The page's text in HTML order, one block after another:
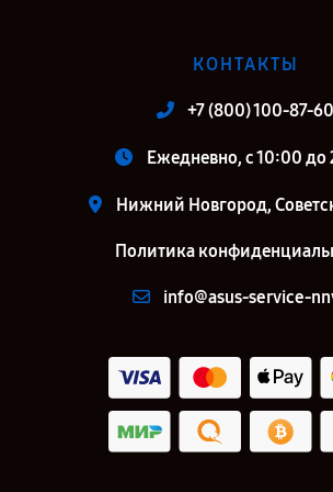
КОНТАКТЫ
+7 (800) 100-87-60
Ежедневно, с 10:00 до
Нижний Новгород,
Политика
info@asus-service-